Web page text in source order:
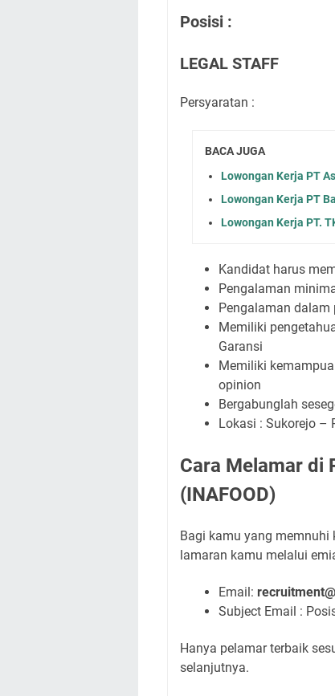
Posisi :
LEGAL STAFF
Persyaratan :
BACA JUGA
Lowongan Kerja PT
Lowongan Kerja PT
Lowongan Kerja PT.
Kandidat harus
Pengalaman
Pengalaman dalam
Memiliki
Garansi
Memiliki
opinion
Bergabunglah
Lokasi : Sukorejo –
Cara Melamar di
(INAFOOD)
Bagi kamu yang
lamaran kamu melalui
Email:
Subject Email :
Hanya pelamar terbaik
selanjutnya.